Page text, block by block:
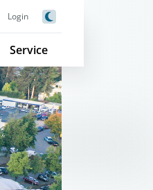
Login
Service